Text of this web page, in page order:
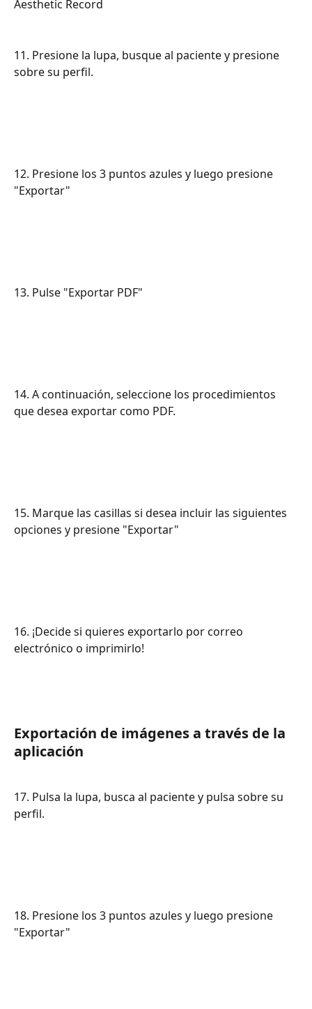
Aesthetic Record
11. Presione la lupa, busque al paciente y presione
sobre su perfil.
12. Presione los 3 puntos azules y luego presione
"Exportar"
13. Pulse "Exportar PDF"
14. A continuación, seleccione los procedimientos
que desea exportar como PDF.
15. Marque las casillas si desea incluir las siguientes
opciones y presione "Exportar"
16. ¡Decide si quieres exportarlo por correo
electrónico o imprimirlo!
Exportación de imágenes a través de la
aplicación
17. Pulsa la lupa, busca al paciente y pulsa sobre su
perfil.
18. Presione los 3 puntos azules y luego presione
"Exportar"